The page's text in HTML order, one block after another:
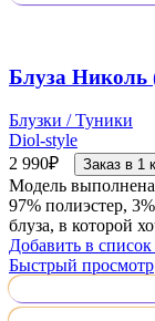
Блуза Николь
Блузки / Туники
Diol-style
2 990₽ Заказ в 1
Модель выполнена
97% полиэстер,
блуза, в которой
Добавить в
Быстрый просмотр